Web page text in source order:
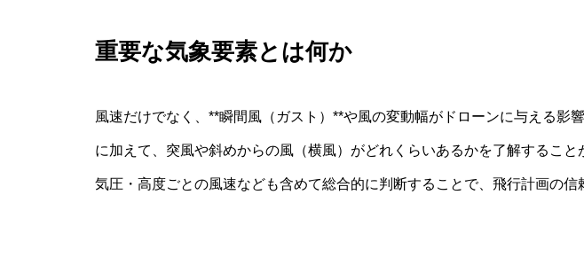
重要な気象要素とは何か
風速だけでなく、**瞬間風（ガスト）**や風の変動幅がドローンに与える影
に加えて、突風や斜めからの風（横風）がどれくらいあるかを了解すること
気圧・高度ごとの風速なども含めて総合的に判断することで、飛行計画の信